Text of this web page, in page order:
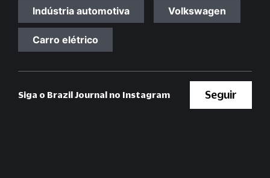
Indústria automotiva Volkswagen
Carro elétrico
Siga o Brazil Journal no Instagram Seguir